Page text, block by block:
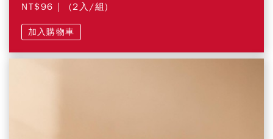
NT$96 | (2入/組)
加入購物車